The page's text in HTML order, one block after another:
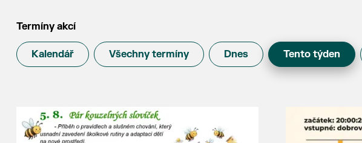
Termíny akcí
Kalendář Všechny termíny Dnes Tento týden